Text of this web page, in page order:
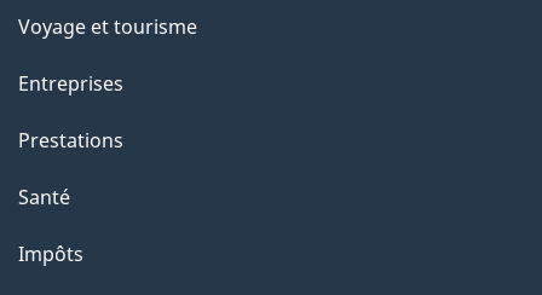
Voyage et tourisme
Entreprises
Prestations
Santé
Impôts